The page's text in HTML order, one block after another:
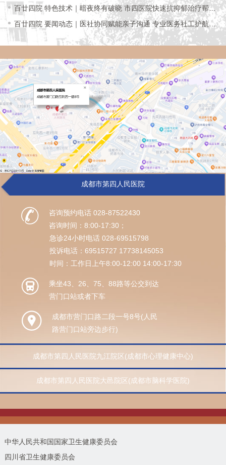
睡眠医学中
百廿四院 特色技术｜暗夜终有破晓 市四医院快速抗抑郁治疗帮助
患者走出情
百廿四院 要闻动态｜医社协同赋能亲子沟通 专业医务社工护航儿
少心理健康
成都市第四人民医院
咨询预约电话 028-87522430
咨询时间：8:00-17:30；
急诊24小时电话 028-69515798
投诉电话：69515727 17738145053
时间：工作日上午8:00-12:00 14:00-17:30
乘坐43、26、75、88路等公交到达
营门口站或者下车
成都市营门口路二段一号8号(人民
路营门口站旁边步行)
成都市第四人民医院九江院区(成都市心理健康中心)
成都市第四人民医院大邑院区(成都市脑科学医院)
中华人民共和国国家卫生健康委员会
四川省卫生健康委员会